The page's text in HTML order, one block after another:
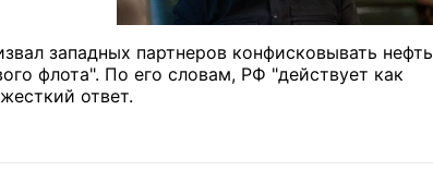
западных партнеров конфисковывать нефть
флота". По его словам, РФ "действует как
ответ.